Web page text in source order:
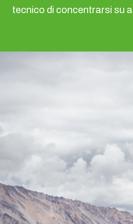
tecnico di concentrarsi su